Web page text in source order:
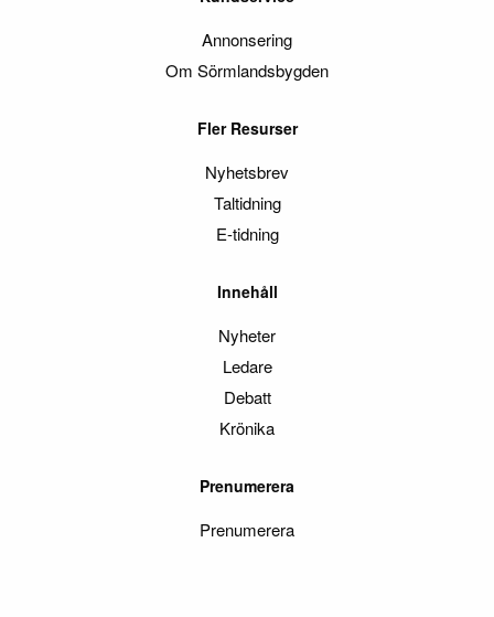
Annonsering
Om Sörmlandsbygden
Fler Resurser
Nyhetsbrev
Taltidning
E-tidning
Innehåll
Nyheter
Ledare
Debatt
Krönika
Prenumerera
Prenumerera